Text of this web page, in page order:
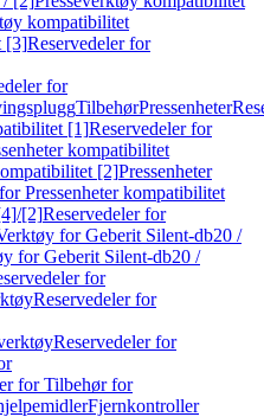
kompatibilitet
[3]Reservedeler for
for
TilbehørPressenheter
[1]Reservedeler for
kompatibilitet
[2]Pressenheter
Pressenheter kompatibilitet
[2]Reservedeler for
for Geberit Silent-db20 /
for Geberit Silent-db20 /
for
Reservedeler for
Reservedeler for
for Tilbehør for
Fjernkontroller